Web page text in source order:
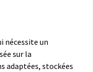
nécessite un
sur la
adaptées, stockées